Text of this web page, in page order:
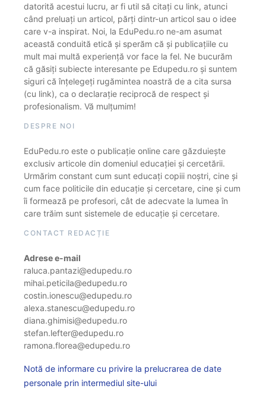
datorită acestui lucru, ar fi util să citați cu link, atunci
când preluați un articol, părți dintr-un articol sau o idee
care v-a inspirat. Noi, la EduPedu.ro ne-am asumat
această conduită etică și sperăm că și publicațiile cu
mult mai multă experiență vor face la fel. Ne bucurăm
că găsiți subiecte interesante pe Edupedu.ro și suntem
siguri că înțelegeți rugămintea noastră de a cita sursa
(cu link), ca o declarație reciprocă de respect și
profesionalism. Vă mulțumim!
DESPRE NOI
EduPedu.ro este o publicație online care găzduiește
exclusiv articole din domeniul educației și cercetării.
Urmărim constant cum sunt educați copiii noștri, cine și
cum face politicile din educație și cercetare, cine și cum
îi formează pe profesori, cât de adecvate la lumea în
care trăim sunt sistemele de educație și cercetare.
CONTACT REDACȚIE
Adrese e-mail
raluca.pantazi@edupedu.ro
mihai.peticila@edupedu.ro
costin.ionescu@edupedu.ro
alexa.stanescu@edupedu.ro
diana.ghimisi@edupedu.ro
stefan.lefter@edupedu.ro
ramona.florea@edupedu.ro
Notă de informare cu privire la prelucrarea de date
personale prin intermediul site-ului